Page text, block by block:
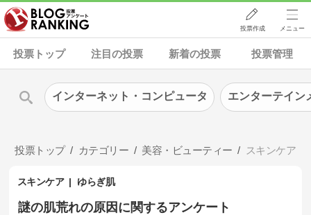
投票作成 メニュー
投票トップ 注目の投票 新着の投票 投票管理
投票トップ カテゴリー 美容・ビューティー スキンケア
スキンケア ゆらぎ肌
謎の肌荒れの原因に関するアンケート
インターネット・コンピュータ エンターテイン